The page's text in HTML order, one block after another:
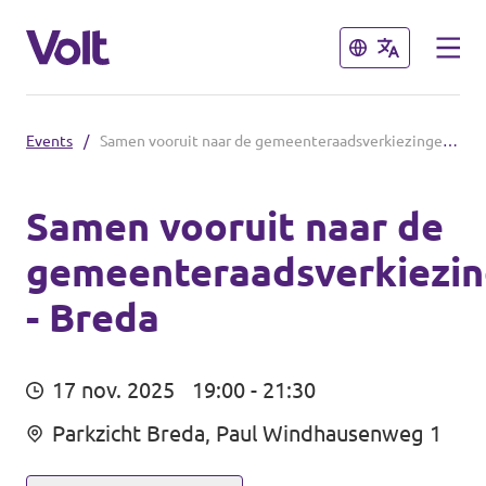
Sluiten
Afdelingen in de gemeenten
Volt Amsterdam
Volt Arnhem
Volt Delft
Afdelingen in de provincies
Sluiten
Standpunten
Over Volt
Mensen
Events / Samen vooruit naar de gemeenteraadsverkiezingen - Breda
Samen vooruit naar de
- Breda
17 nov. 2025
19:00 - 21:30
Parkzicht Breda, Paul Windhausenweg 1